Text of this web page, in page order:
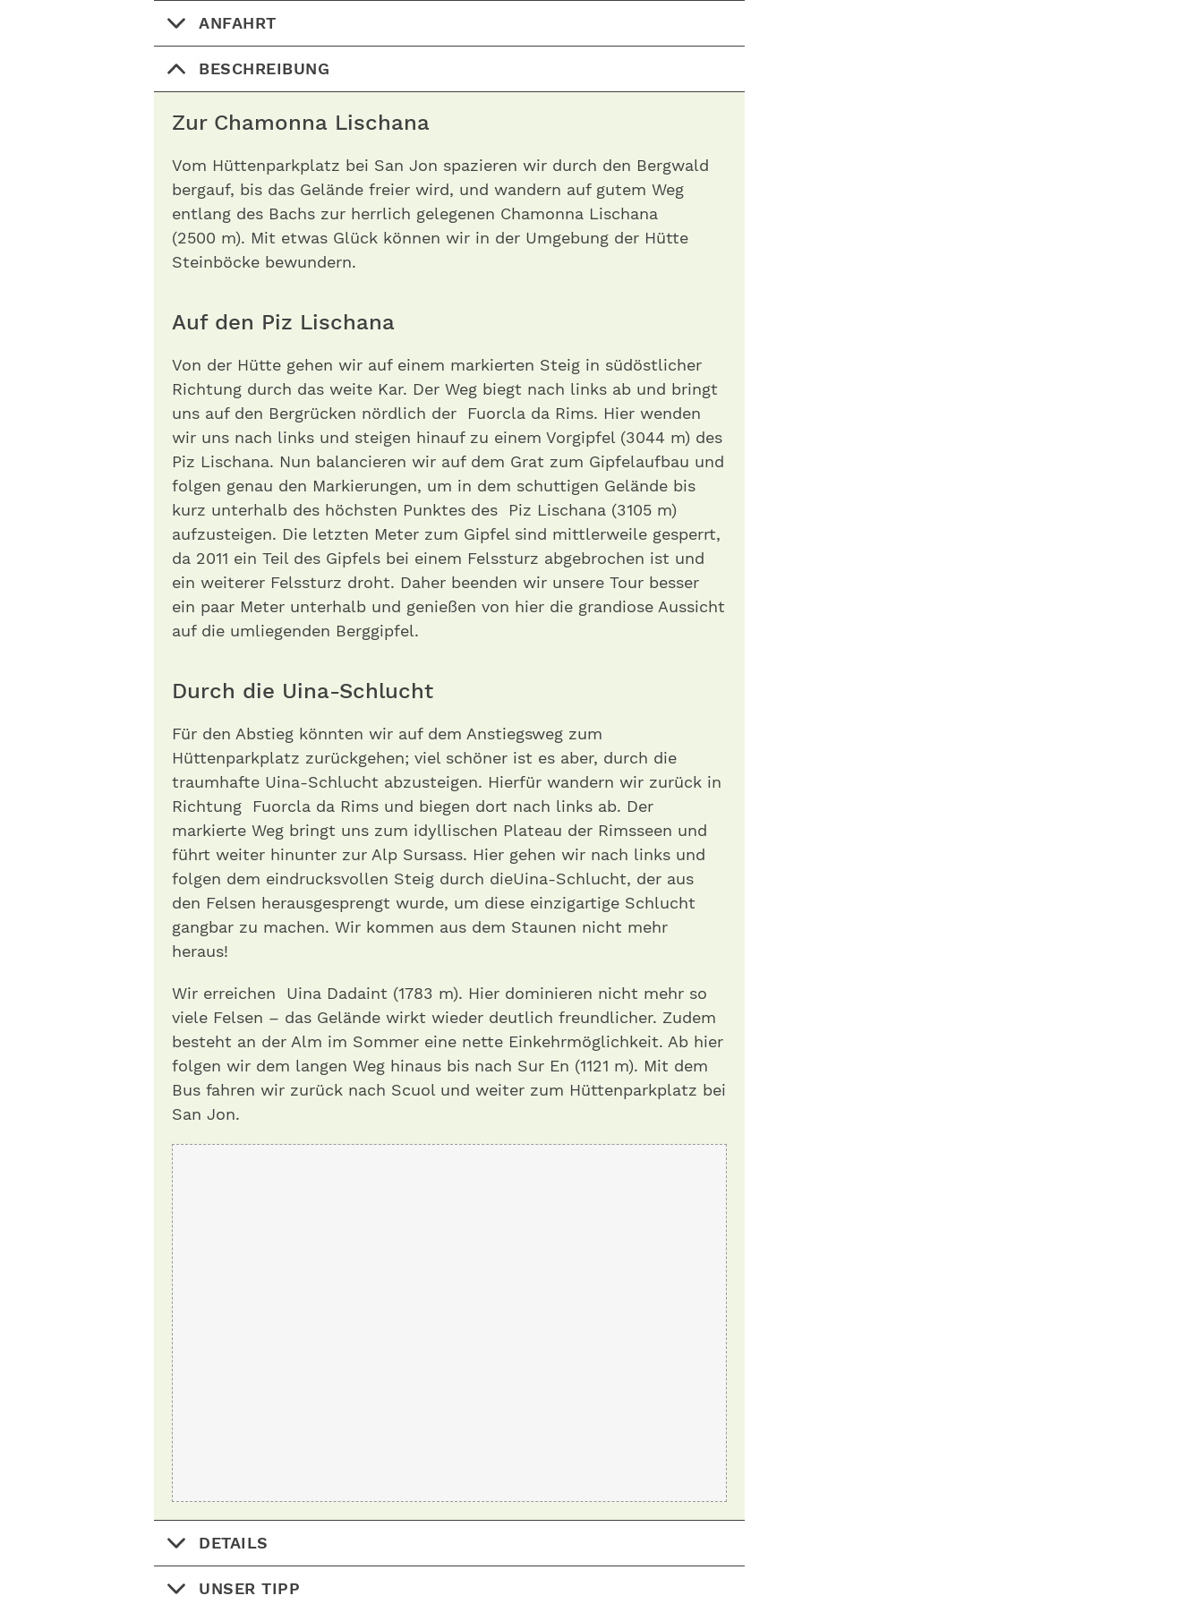
ANFAHRT
BESCHREIBUNG
Zur Chamonna Lischana
Vom Hüttenparkplatz bei San Jon spazieren wir durch den Bergwald
bergauf, bis das Gelände freier wird, und wandern auf gutem Weg
entlang des Bachs zur herrlich gelegenen Chamonna Lischana
(2500 m). Mit etwas Glück können wir in der Umgebung der Hütte
Steinböcke bewundern.
Auf den Piz Lischana
Von der Hütte gehen wir auf einem markierten Steig in südöstlicher
Richtung durch das weite Kar. Der Weg biegt nach links ab und bringt
uns auf den Bergrücken nördlich der Fuorcla da Rims. Hier wenden
wir uns nach links und steigen hinauf zu einem Vorgipfel (3044 m) des
Piz Lischana. Nun balancieren wir auf dem Grat zum Gipfelaufbau und
folgen genau den Markierungen, um in dem schuttigen Gelände bis
kurz unterhalb des höchsten Punktes des Piz Lischana (3105 m)
aufzusteigen. Die letzten Meter zum Gipfel sind mittlerweile gesperrt,
da 2011 ein Teil des Gipfels bei einem Felssturz abgebrochen ist und
ein weiterer Felssturz droht. Daher beenden wir unsere Tour besser
ein paar Meter unterhalb und genießen von hier die grandiose Aussicht
auf die umliegenden Berggipfel.
Durch die Uina-Schlucht
Für den Abstieg könnten wir auf dem Anstiegsweg zum
Hüttenparkplatz zurückgehen; viel schöner ist es aber, durch die
traumhafte Uina-Schlucht abzusteigen. Hierfür wandern wir zurück in
Richtung Fuorcla da Rims und biegen dort nach links ab. Der
markierte Weg bringt uns zum idyllischen Plateau der Rimsseen und
führt weiter hinunter zur Alp Sursass. Hier gehen wir nach links und
folgen dem eindrucksvollen Steig durch dieUina-Schlucht, der aus
den Felsen herausgesprengt wurde, um diese einzigartige Schlucht
gangbar zu machen. Wir kommen aus dem Staunen nicht mehr
heraus!
Wir erreichen Uina Dadaint (1783 m). Hier dominieren nicht mehr so
viele Felsen – das Gelände wirkt wieder deutlich freundlicher. Zudem
besteht an der Alm im Sommer eine nette Einkehrmöglichkeit. Ab hier
folgen wir dem langen Weg hinaus bis nach Sur En (1121 m). Mit dem
Bus fahren wir zurück nach Scuol und weiter zum Hüttenparkplatz bei
San Jon.
DETAILS
UNSER TIPP